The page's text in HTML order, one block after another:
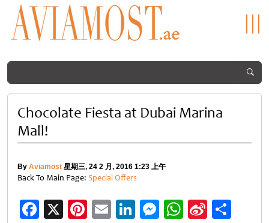
Chocolate Fiesta at Dubai Marina
Mall!
By Aviamost 星期三, 24 2 月, 2016 1:23 上午
Back To Main Page: Special Offers
Facebook
X Pinterest
EmailLinkedIn
Messenger
WhatsApp
Sina